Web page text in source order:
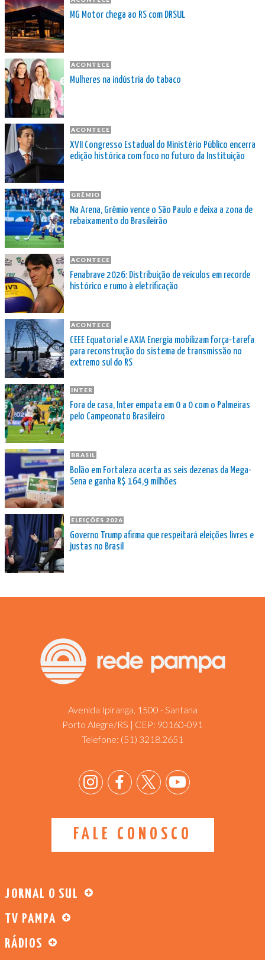
MG Motor chega ao RS com DRSUL
ACONTECE
Mulheres na indústria do tabaco
ACONTECE
XVII Congresso Estadual do Ministério Público encerra
edição histórica com foco no futuro da Instituição
GRÊMIO
Na Arena, Grêmio vence o São Paulo e deixa a zona de
rebaixamento do Brasileirão
ACONTECE
Fenabrave 2026: Distribuição de veículos em recorde
histórico e rumo à eletrificação
ACONTECE
CEEE Equatorial e AXIA Energia mobilizam força-tarefa
para reconstrução do sistema de transmissão no
extremo sul do RS
INTER
Fora de casa, Inter empata em 0 a 0 com o Palmeiras
pelo Campeonato Brasileiro
BRASIL
Bolão em Fortaleza acerta as seis dezenas da Mega-
Sena e ganha R$ 164,9 milhões
ELEIÇÕES 2026
Governo Trump afirma que respeitará eleições livres e
justas no Brasil
Avenida Ipiranga, 1500 - Santana
Porto Alegre/RS | CEP: 90160-091
Telefone: (51) 3218.2651
FALE CONOSCO
JORNAL O SUL
TV PAMPA
RÁDIOS